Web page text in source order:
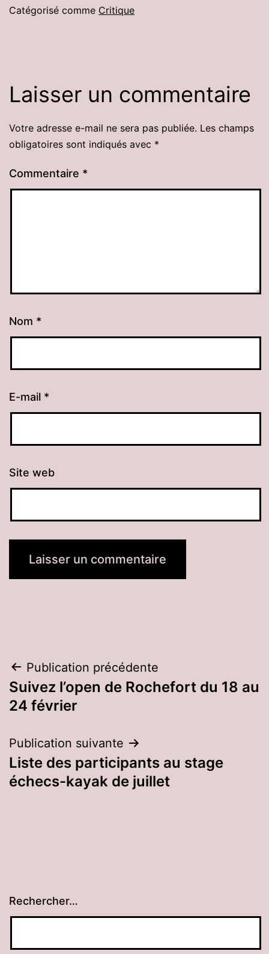
Catégorisé comme Critique
Laisser un commentaire
Votre adresse e-mail ne sera pas publiée. Les champs
obligatoires sont indiqués avec *
Commentaire *
Nom *
E-mail *
Site web
Navigation
de
Publication précédente
Suivez l’open de Rochefort du 18 au
24 février
Publication suivante
Liste des participants au stage
échecs-kayak de juillet
Rechercher…